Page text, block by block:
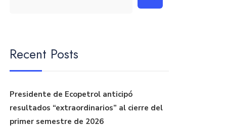
Recent Posts
Presidente de Ecopetrol anticipó
resultados “extraordinarios” al cierre del
primer semestre de 2026